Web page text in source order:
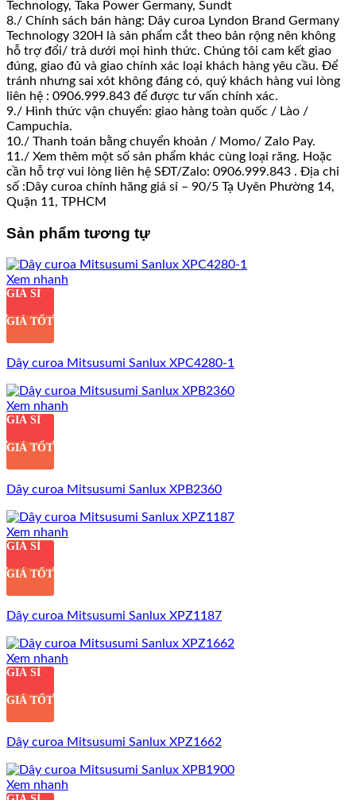
Technology, Taka Power Germany, Sundt
8./ Chính sách bán hàng: Dây curoa Lyndon Brand Germany
Technology 320H là sản phẩm cắt theo bản rộng nên không
hỗ trợ đổi/ trả dưới mọi hình thức. Chúng tôi cam kết giao
đúng, giao đủ và giao chính xác loại khách hàng yêu cầu. Để
tránh nhưng sai xót không đáng có, quý khách hàng vui lòng
liên hệ : 0906.999.843 để được tư vấn chính xác.
9./ Hình thức vận chuyển: giao hàng toàn quốc / Lào /
Campuchia.
10./ Thanh toán bằng chuyển khoản / Momo/ Zalo Pay.
11./ Xem thêm một số sản phẩm khác cùng loại răng. Hoặc
cần hỗ trợ vui lòng liên hệ SĐT/Zalo: 0906.999.843 . Địa chỉ
số :Dây curoa chính hãng giá sỉ – 90/5 Tạ Uyên Phường 14,
Quận 11, TPHCM
Sản phẩm tương tự
Xem nhanh
GIÁ SỈ
GIÁ TỐT
Dây curoa Mitsusumi Sanlux XPC4280-1
Xem nhanh
GIÁ SỈ
GIÁ TỐT
Dây curoa Mitsusumi Sanlux XPB2360
Xem nhanh
GIÁ SỈ
GIÁ TỐT
Dây curoa Mitsusumi Sanlux XPZ1187
Xem nhanh
GIÁ SỈ
GIÁ TỐT
Dây curoa Mitsusumi Sanlux XPZ1662
Xem nhanh